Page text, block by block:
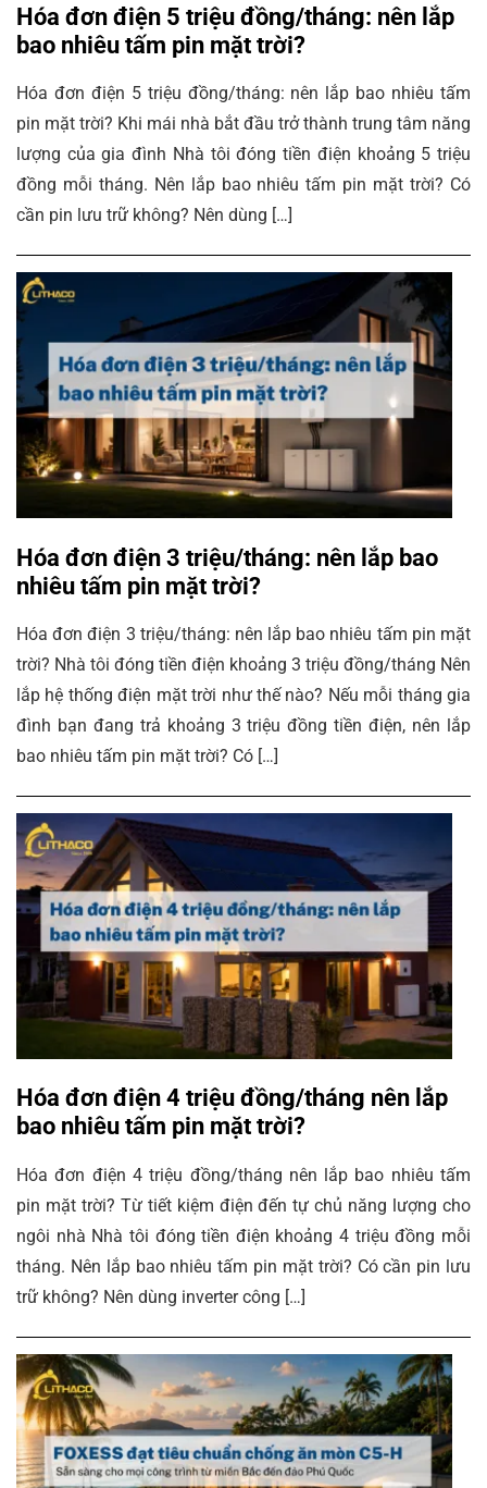
Hóa đơn điện 5 triệu đồng/tháng: nên lắp
bao nhiêu tấm pin mặt trời?
Hóa đơn điện 5 triệu đồng/tháng: nên lắp bao nhiêu tấm
pin mặt trời? Khi mái nhà bắt đầu trở thành trung tâm năng
lượng của gia đình Nhà tôi đóng tiền điện khoảng 5 triệu
đồng mỗi tháng. Nên lắp bao nhiêu tấm pin mặt trời? Có
cần pin lưu trữ không? Nên dùng […]
Hóa đơn điện 3 triệu/tháng: nên lắp bao
nhiêu tấm pin mặt trời?
Hóa đơn điện 3 triệu/tháng: nên lắp bao nhiêu tấm pin mặt
trời? Nhà tôi đóng tiền điện khoảng 3 triệu đồng/tháng Nên
lắp hệ thống điện mặt trời như thế nào? Nếu mỗi tháng gia
đình bạn đang trả khoảng 3 triệu đồng tiền điện, nên lắp
bao nhiêu tấm pin mặt trời? Có […]
Hóa đơn điện 4 triệu đồng/tháng nên lắp
bao nhiêu tấm pin mặt trời?
Hóa đơn điện 4 triệu đồng/tháng nên lắp bao nhiêu tấm
pin mặt trời? Từ tiết kiệm điện đến tự chủ năng lượng cho
ngôi nhà Nhà tôi đóng tiền điện khoảng 4 triệu đồng mỗi
tháng. Nên lắp bao nhiêu tấm pin mặt trời? Có cần pin lưu
trữ không? Nên dùng inverter công […]